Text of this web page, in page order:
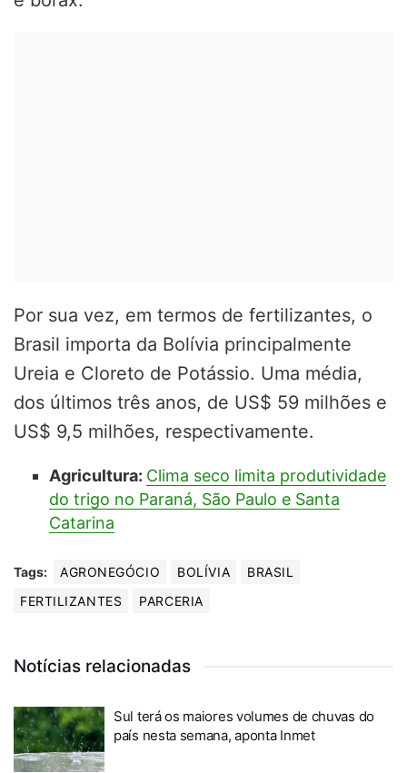
Por sua vez, em termos de fertilizantes, o
Brasil importa da Bolívia principalmente
Ureia e Cloreto de Potássio. Uma média,
dos últimos três anos, de US$ 59 milhões e
US$ 9,5 milhões, respectivamente.
Agricultura: Clima seco limita produtividade
do trigo no Paraná, São Paulo e Santa
Catarina
Tags: AGRONEGÓCIO BOLÍVIA
BRASIL
FERTILIZANTES
PARCERIA
Notícias relacionadas
Sul terá os maiores volumes de chuvas do
país nesta semana, aponta Inmet